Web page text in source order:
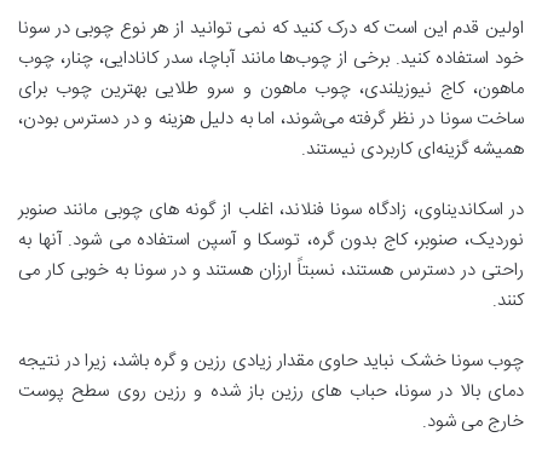
اولین قدم این است که درک کنید که نمی توانید از هر نوع چوبی در سونا
خود استفاده کنید. برخی از چوب‌ها مانند آباچا، سدر کانادایی، چنار، چوب
ماهون، کاج نیوزیلندی، چوب ماهون و سرو طلایی بهترین چوب برای
ساخت سونا در نظر گرفته می‌شوند، اما به دلیل هزینه و در دسترس بودن،
همیشه گزینه‌ای کاربردی نیستند.
در اسکاندیناوی، زادگاه سونا فنلاند، اغلب از گونه های چوبی مانند صنوبر
نوردیک، صنوبر، کاج بدون گره، توسکا و آسپن استفاده می شود. آنها به
راحتی در دسترس هستند، نسبتاً ارزان هستند و در سونا به خوبی کار می
کنند.
چوب سونا خشک نباید حاوی مقدار زیادی رزین و گره باشد، زیرا در نتیجه
دمای بالا در سونا، حباب های رزین باز شده و رزین روی سطح پوست
خارج می شود.